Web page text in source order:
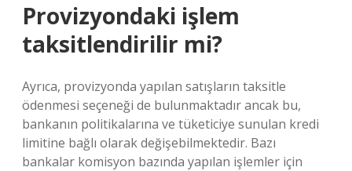
Provizyondaki işlem
taksitlendirilir mi?
Ayrıca, provizyonda yapılan satışların taksitle
ödenmesi seçeneği de bulunmaktadır ancak bu,
bankanın politikalarına ve tüketiciye sunulan kredi
limitine bağlı olarak değişebilmektedir. Bazı
bankalar komisyon bazında yapılan işlemler için